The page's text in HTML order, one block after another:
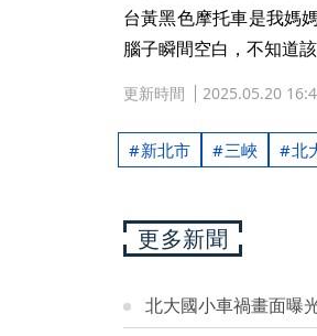
台黃黑色摩托車是我媽
腦子瞬間空白，不知道該
更新時間 2025.05.20
新北市 三峽 北
更多新聞
北大國小車禍畫面曝